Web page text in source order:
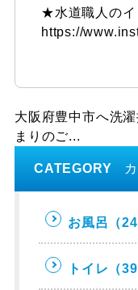
★水道職人のイ
https://
大阪府豊中市へ洗
まりのご...
CATEGORY
お風呂 （
トイレ （